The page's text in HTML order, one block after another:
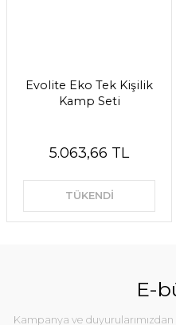
Evolite Eko Tek Kişilik
Kamp Seti
5.063,66 TL
TÜKENDİ
E-
Kampanya ve